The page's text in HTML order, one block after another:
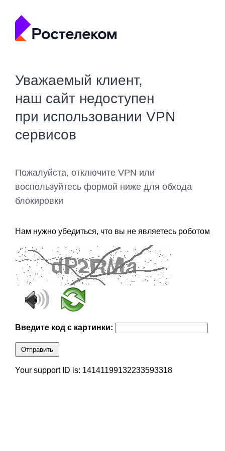
Уважаемый клиент,
наш сайт недоступен
при использовании VPN
сервисов
Пожалуйста, отключите VPN или
воспользуйтесь формой ниже для обхода
блокировки
Нам нужно убедиться, что вы не являетесь роботом
Введите код с картинки:
Отправить
Your support ID is: 14141199132233593318